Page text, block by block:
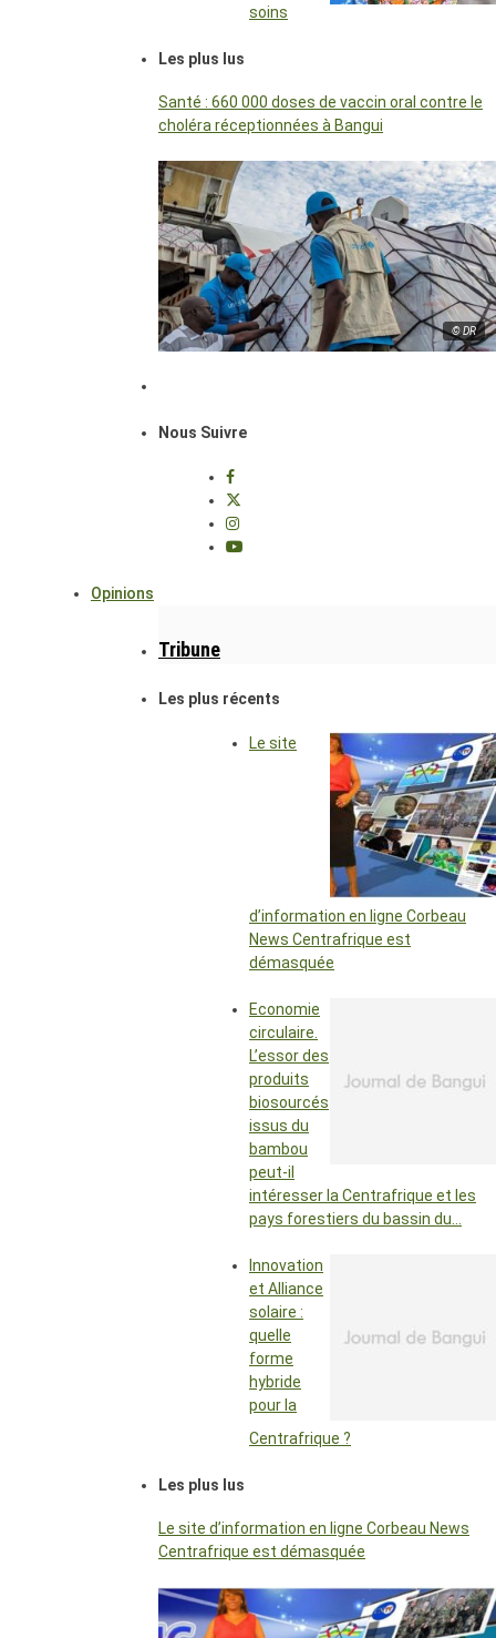
soins
Les plus lus
Santé : 660 000 doses de vaccin oral contre le
choléra réceptionnées à Bangui
© DR
Nous Suivre
Opinions
Tribune
Les plus récents
Le site
d’information en ligne Corbeau
News Centrafrique est
démasquée
Economie
circulaire.
L’essor des
produits
biosourcés
issus du
bambou
peut-il
intéresser la Centrafrique et les
pays forestiers du bassin du…
Innovation
et Alliance
solaire :
quelle
forme
hybride
pour la
Centrafrique ?
Les plus lus
Le site d’information en ligne Corbeau News
Centrafrique est démasquée